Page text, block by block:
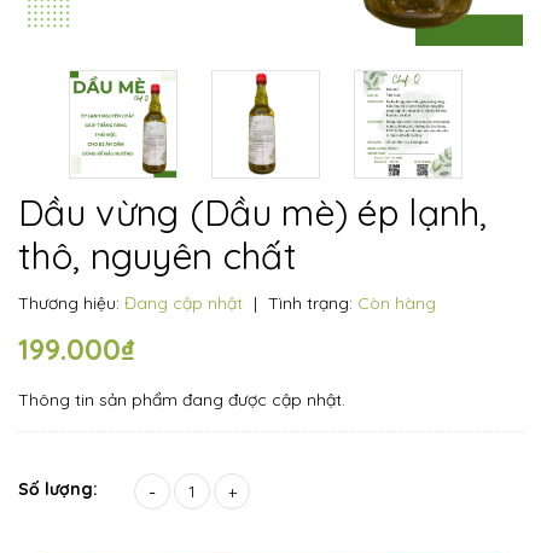
Dầu vừng (Dầu mè) ép lạnh,
thô, nguyên chất
Thương hiệu: Đang cập nhật | Tình trạng: Còn hàng
199.000₫
Thông tin sản phẩm đang được cập nhật.
Số lượng: - +